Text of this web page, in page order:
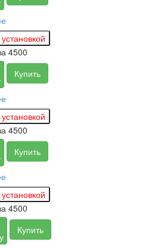
4500
Купить
4500
Купить
4500
Купить